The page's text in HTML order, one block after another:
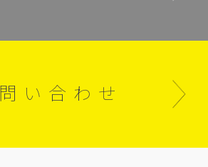
い合わせ